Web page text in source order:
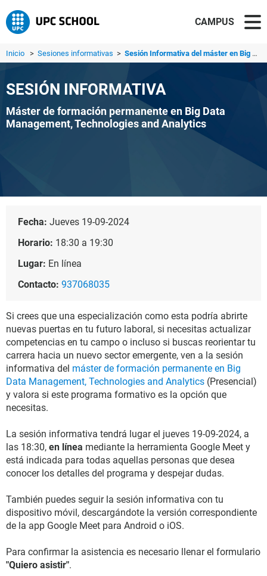
CAMPUS
Inicio > Sesiones informativas > Sesión Informativa del máster en Big Data Management, Tec...
SESIÓN INFORMATIVA
Máster de formación permanente en Big Data
Management, Technologies and Analytics
Fecha: Jueves 19-09-2024
Horario: 18:30 a 19:30
Lugar: En línea
Contacto: 937068035
Si crees que una especialización como esta podría abrirte
nuevas puertas en tu futuro laboral, si necesitas actualizar
competencias en tu campo o incluso si buscas reorientar tu
carrera hacia un nuevo sector emergente, ven a la sesión
informativa del máster de formación permanente en Big
Data Management, Technologies and Analytics (Presencial)
y valora si este programa formativo es la opción que
necesitas.
La sesión informativa tendrá lugar el jueves 19-09-2024, a
las 18:30, en línea mediante la herramienta Google Meet y
está indicada para todas aquellas personas que desea
conocer los detalles del programa y despejar dudas.
También puedes seguir la sesión informativa con tu
dispositivo móvil, descargándote la versión correspondiente
de la app Google Meet para Android o iOS.
Para confirmar la asistencia es necesario llenar el formulario
"Quiero asistir".